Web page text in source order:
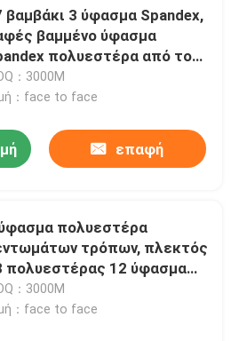
βαμβάκι 3 ύφασμα Spandex,
βαμμένο ύφασμα
πολυεστέρα από το
：3000M
：face to face
επαφή
πολυεστέρα
τρόπων, πλεκτός
πολυεστέρας 12 ύφασμα
：3000M
：face to face